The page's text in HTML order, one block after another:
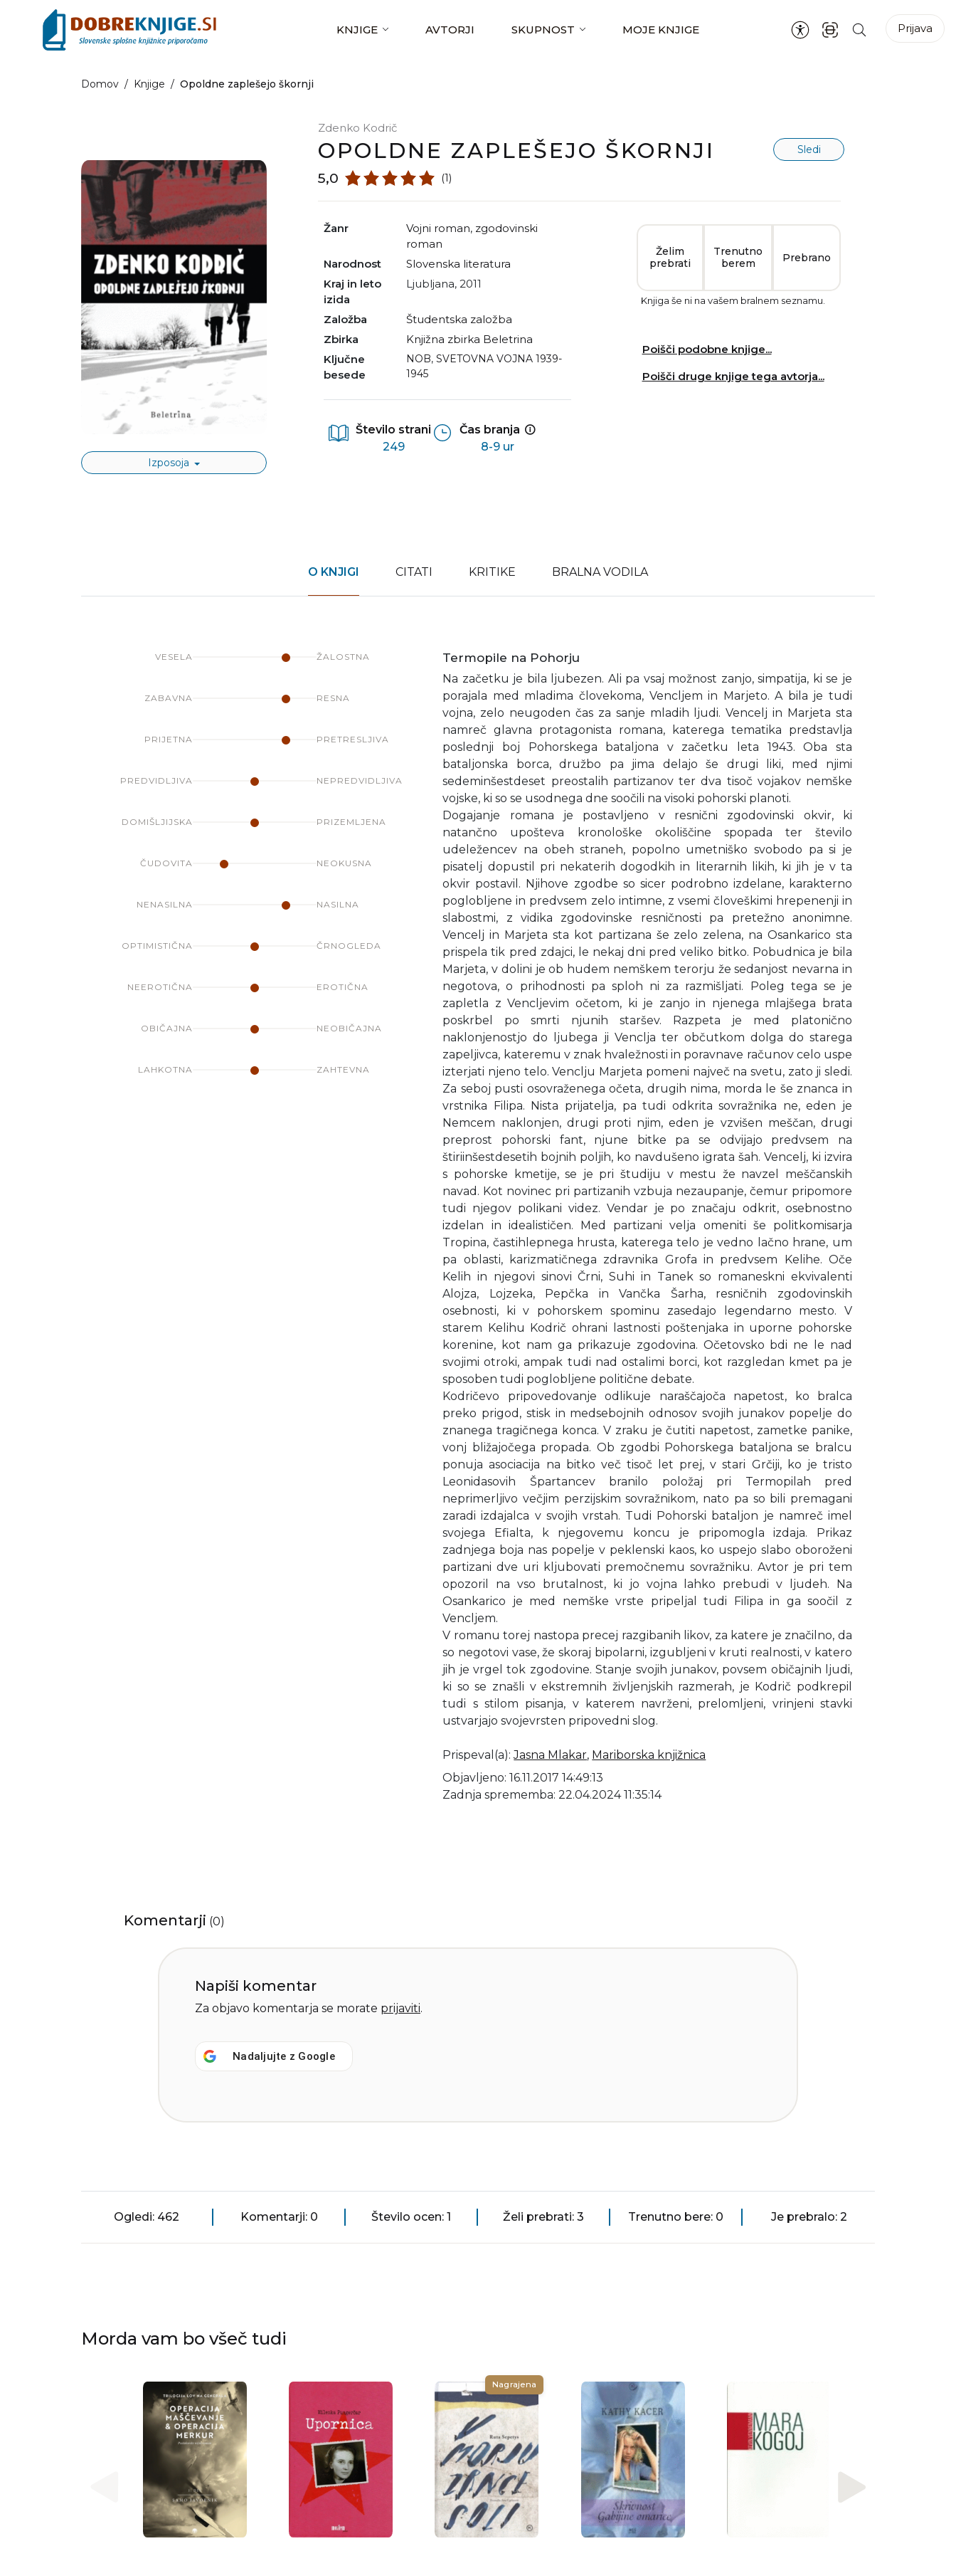
KNJIGE AVTORJI SKUPNOST MOJE KNJIGE Prijava
Domov / Knjige / Opoldne zaplešejo škornji
Izposoja
Zdenko Kodrič
OPOLDNE ZAPLEŠEJO ŠKORNJI Sledi
5,0 (1)
Žanr vojni roman, zgodovinski
roman
Narodnost
slovenska literatura
Kraj in leto
izida
Ljubljana, 2011
Založba
Študentska založba
Zbirka
Knjižna zbirka Beletrina
Ključne
besede
NOB, SVETOVNA VOJNA 1939-
1945
Število strani
249
Čas branja
8-9 ur
Želim
prebrati
Trenutno
berem
Prebrano
Knjiga še ni na vašem bralnem seznamu.
Poišči podobne knjige...
Poišči druge knjige tega avtorja...
O KNJIGI CITATI KRITIKE BRALNA VODILA
VESELA ŽALOSTNA
ZABAVNA RESNA
PRIJETNA PRETRESLJIVA
PREDVIDLJIVA NEPREDVIDLJIVA
DOMIŠLJIJSKA PRIZEMLJENA
ČUDOVITA NEOKUSNA
NENASILNA NASILNA
OPTIMISTIČNA ČRNOGLEDA
NEEROTIČNA EROTIČNA
OBIČAJNA NEOBIČAJNA
LAHKOTNA ZAHTEVNA
Termopile na Pohorju
Na začetku je bila ljubezen. Ali pa vsaj možnost zanjo, simpatija, ki se je
porajala med mladima človekoma, Vencljem in Marjeto. A bila je tudi
vojna, zelo neugoden čas za sanje mladih ljudi. Vencelj in Marjeta sta
namreč glavna protagonista romana, katerega tematika predstavlja
poslednji boj Pohorskega bataljona v začetku leta 1943. Oba sta
bataljonska borca, družbo pa jima delajo še drugi liki, med njimi
sedeminšestdeset preostalih partizanov ter dva tisoč vojakov nemške
vojske, ki so se usodnega dne soočili na visoki pohorski planoti.
Dogajanje romana je postavljeno v resnični zgodovinski okvir, ki
natančno upošteva kronološke okoliščine spopada ter število
udeležencev na obeh straneh, popolno umetniško svobodo pa si je
pisatelj dopustil pri nekaterih dogodkih in literarnih likih, ki jih je v ta
okvir postavil. Njihove zgodbe so sicer podrobno izdelane, karakterno
poglobljene in predvsem zelo intimne, z vsemi človeškimi hrepenenji in
slabostmi, z vidika zgodovinske resničnosti pa pretežno anonimne.
Vencelj in Marjeta sta kot partizana še zelo zelena, na Osankarico sta
prispela tik pred zdajci, le nekaj dni pred veliko bitko. Pobudnica je bila
Marjeta, v dolini je ob hudem nemškem terorju že sedanjost nevarna in
negotova, o prihodnosti pa sploh ni za razmišljati. Poleg tega se je
zapletla z Vencljevim očetom, ki je zanjo in njenega mlajšega brata
poskrbel po smrti njunih staršev. Razpeta je med platonično
naklonjenostjo do ljubega ji Venclja ter občutkom dolga do starega
zapeljivca, kateremu v znak hvaležnosti in poravnave računov celo uspe
izterjati njeno telo. Venclju Marjeta pomeni največ na svetu, zato ji sledi.
Za seboj pusti osovraženega očeta, drugih nima, morda le še znanca in
vrstnika Filipa. Nista prijatelja, pa tudi odkrita sovražnika ne, eden je
Nemcem naklonjen, drugi proti njim, eden je vzvišen meščan, drugi
preprost pohorski fant, njune bitke pa se odvijajo predvsem na
štiriinšestdesetih bojnih poljih, ko navdušeno igrata šah. Vencelj, ki izvira
s pohorske kmetije, se je pri študiju v mestu že navzel meščanskih
navad. Kot novinec pri partizanih vzbuja nezaupanje, čemur pripomore
tudi njegov polikani videz. Vendar je po značaju odkrit, osebnostno
izdelan in idealističen. Med partizani velja omeniti še politkomisarja
Tropina, častihlepnega hrusta, katerega telo je vedno lačno hrane, um
pa oblasti, karizmatičnega zdravnika Grofa in predvsem Kelihe. Oče
Kelih in njegovi sinovi Črni, Suhi in Tanek so romaneskni ekvivalenti
Alojza, Lojzeka, Pepčka in Vančka Šarha, resničnih zgodovinskih
osebnosti, ki v pohorskem spominu zasedajo legendarno mesto. V
starem Kelihu Kodrič ohrani lastnosti poštenjaka in uporne pohorske
korenine, kot nam ga prikazuje zgodovina. Očetovsko bdi ne le nad
svojimi otroki, ampak tudi nad ostalimi borci, kot razgledan kmet pa je
sposoben tudi poglobljene politične debate.
Kodričevo pripovedovanje odlikuje naraščajoča napetost, ko bralca
preko prigod, stisk in medsebojnih odnosov svojih junakov popelje do
znanega tragičnega konca. V zraku je čutiti napetost, zametke panike,
vonj bližajočega propada. Ob zgodbi Pohorskega bataljona se bralcu
ponuja asociacija na bitko več tisoč let prej, v stari Grčiji, ko je tristo
Leonidasovih Špartancev branilo položaj pri Termopilah pred
neprimerljivo večjim perzijskim sovražnikom, nato pa so bili premagani
zaradi izdajalca v svojih vrstah. Tudi Pohorski bataljon je namreč imel
svojega Efialta, k njegovemu koncu je pripomogla izdaja. Prikaz
zadnjega boja nas popelje v peklenski kaos, ko uspejo slabo oboroženi
partizani dve uri kljubovati premočnemu sovražniku. Avtor je pri tem
opozoril na vso brutalnost, ki jo vojna lahko prebudi v ljudeh. Na
Osankarico je med nemške vrste pripeljal tudi Filipa in ga soočil z
Vencljem.
V romanu torej nastopa precej razgibanih likov, za katere je značilno, da
so negotovi vase, že skoraj bipolarni, izgubljeni v kruti realnosti, v katero
jih je vrgel tok zgodovine. Stanje svojih junakov, povsem običajnih ljudi,
ki so se znašli v ekstremnih življenjskih razmerah, je Kodrič podkrepil
tudi s stilom pisanja, v katerem navrženi, prelomljeni, vrinjeni stavki
ustvarjajo svojevrsten pripovedni slog.
Prispeval(a):Jasna Mlakar, Mariborska knjižnica
Objavljeno: 16.11.2017 14:49:13
Zadnja sprememba: 22.04.2024 11:35:14
Komentarji (0)
Napiši komentar
Za objavo komentarja se morate prijaviti.
Nadaljujte z Google
Ogledi: 462 Komentarji: 0 Število ocen: 1 Želi prebrati: 3 Trenutno bere: 0 Je prebralo: 2
Morda vam bo všeč tudi
Nagrajena